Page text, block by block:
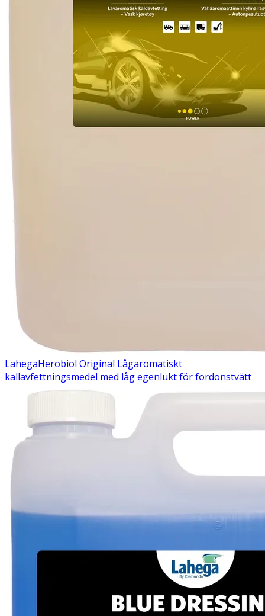
LahegaHerobiol Original Lågaromatiskt
kallavfettningsmedel med låg egenlukt för fordonstvätt